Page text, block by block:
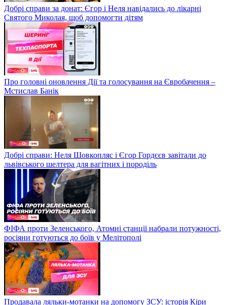
Добрі справи за донат: Єгор і Неля навідались до лікарні
Святого Миколая, щоб допомогти дітям
Про головні оновлення Дії та голосування на Євробачення –
Мстислав Банік
Добрі справи: Неля Шовкопляс і Єгор Гордєєв завітали до
львівського шелтера для вагітних і породіль
ФІФА проти Зеленського, Атомні станції набрали потужності,
росіяни готуються до боїв у Мелітополі
Продавала ляльки-мотанки на допомогу ЗСУ: історія Кіри